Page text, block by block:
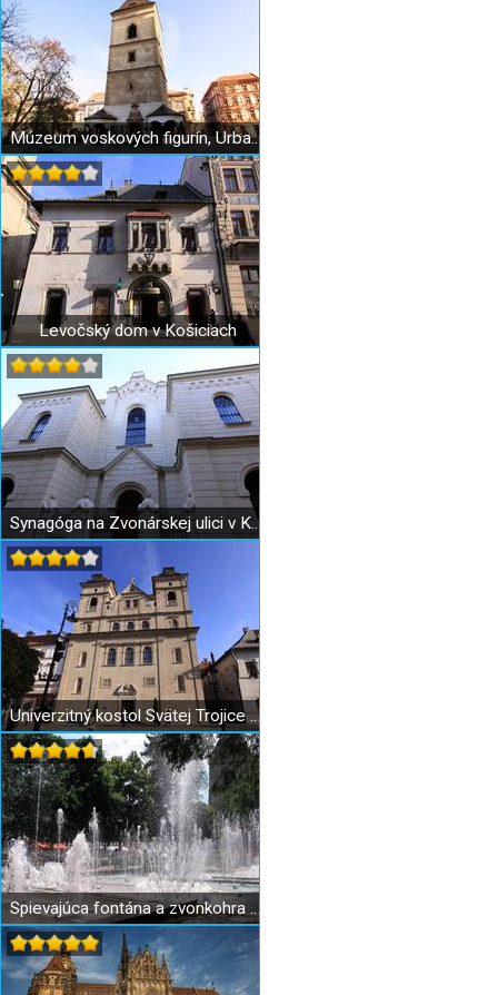
Múzeum voskových figurín, Urbanova veža
Levočský dom v Košiciach
Synagóga na Zvonárskej ulici v Košiciach
Univerzitný kostol Svätej Trojice v Košiciach
Spievajúca fontána a zvonkohra v Košiciach